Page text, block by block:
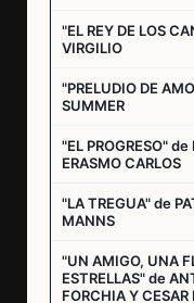
"EL REY DE LOS
VIRGILIO
"PRELUDIO DE
SUMMER
"EL PROGRESO" de
ERASMO CARLOS
"LA TREGUA" de
MANNS
"UN AMIGO, UNA
ESTRELLAS" de
FORCHIA Y CESAR